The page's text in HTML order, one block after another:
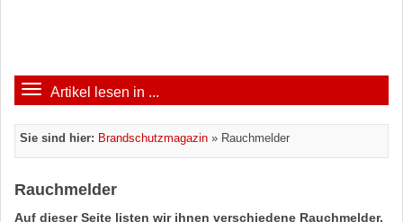
Artikel lesen in ...
Sie sind hier: Brandschutzmagazin » Rauchmelder
Rauchmelder
Auf dieser Seite listen wir ihnen verschiedene Rauchmelder,